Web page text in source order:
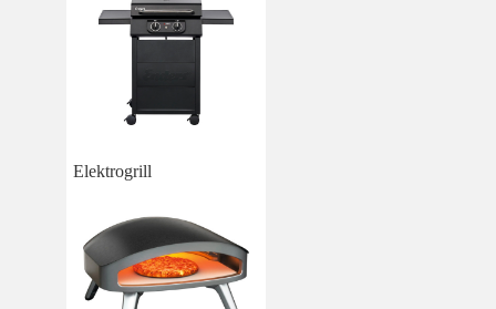
Elektrogrill